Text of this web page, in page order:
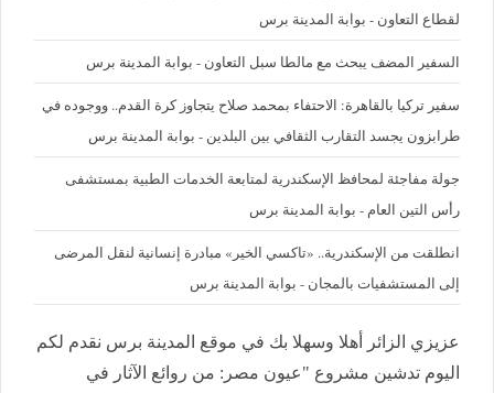
لقطاع التعاون - بوابة المدينة برس
السفير المضف يبحث مع مالطا سبل التعاون - بوابة المدينة برس
سفير تركيا بالقاهرة: الاحتفاء بمحمد صلاح يتجاوز كرة القدم.. ووجوده في
طرابزون يجسد التقارب الثقافي بين البلدين - بوابة المدينة برس
جولة مفاجئة لمحافظ الإسكندرية لمتابعة الخدمات الطبية بمستشفى
رأس التين العام - بوابة المدينة برس
انطلقت من الإسكندرية.. «تاكسي الخير» مبادرة إنسانية لنقل المرضى
إلى المستشفيات بالمجان - بوابة المدينة برس
عزيزي الزائر أهلا وسهلا بك في موقع المدينة برس نقدم لكم
اليوم تدشين مشروع "عيون مصر: من روائع الآثار في